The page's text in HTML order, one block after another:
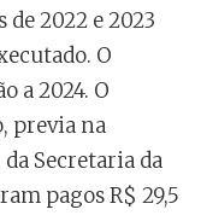
2022 e 2023
O
a 2024. O
previa na
Secretaria da
pagos R$ 29,5